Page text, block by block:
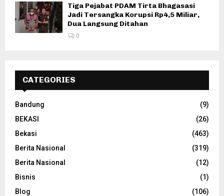
Tiga Pejabat PDAM Tirta Bhagasasi
Jadi Tersangka Korupsi Rp4,5 Miliar,
Dua Langsung Ditahan
0
CATEGORIES
Bandung
(9)
BEKASI
(26)
Bekasi
(463)
Berita Nasional
(319)
Berita Nasional
(12)
Bisnis
(1)
Blog
(106)